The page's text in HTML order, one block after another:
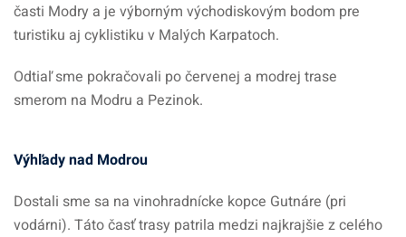
časti Modry a je výborným východiskovým bodom pre
turistiku aj cyklistiku v Malých Karpatoch.
Odtiaľ sme pokračovali po červenej a modrej trase
smerom na Modru a Pezinok.
Výhľady nad Modrou
Dostali sme sa na vinohradnícke kopce Gutnáre (pri
vodárni). Táto časť trasy patrila medzi najkrajšie z celého